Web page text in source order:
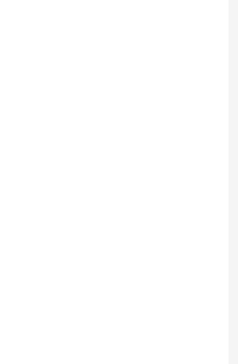
için Ayarlar
ilgili